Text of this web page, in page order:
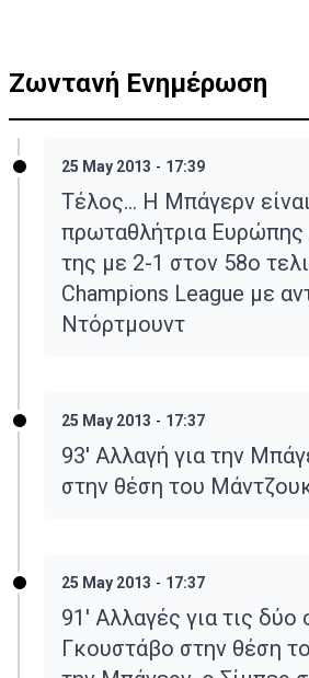
Ζωντανή Ενημέρωση
25 May 2013 - 17:39
Τέλος... Η Μπάγερν
πρωταθλήτρια Ευρώπης
της με 2-1 στον 58ο
Champions League με
Ντόρτμουντ
25 May 2013 - 17:37
93' Αλλαγή για την
στην θέση του
25 May 2013 - 17:37
91' Αλλαγές για τις δύο
Γκουστάβο στην θέση